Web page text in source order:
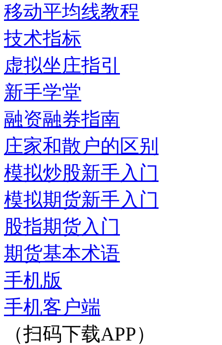
移动平均线教程
技术指标
虚拟坐庄指引
新手学堂
融资融券指南
庄家和散户的区别
模拟炒股新手入门
模拟期货新手入门
股指期货入门
期货基本术语
手机版
手机客户端
（扫码下载APP）